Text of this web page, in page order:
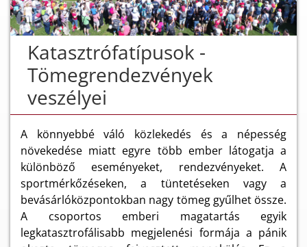
Katasztrófatípusok -
Tömegrendezvények
veszélyei
A könnyebbé váló közlekedés és a népesség
növekedése miatt egyre több ember látogatja a
különböző eseményeket, rendezvényeket. A
sportmérkőzéseken, a tüntetéseken vagy a
bevásárlóközpontokban nagy tömeg gyűlhet össze.
A csoportos emberi magatartás egyik
legkatasztrofálisabb megjelenési formája a pánik